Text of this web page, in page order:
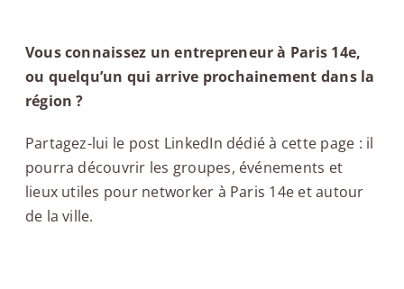
Vous connaissez un entrepreneur à Paris 14e,
ou quelqu’un qui arrive prochainement dans la
région ?
Partagez-lui le post LinkedIn dédié à cette page : il
pourra découvrir les groupes, événements et
lieux utiles pour networker à Paris 14e et autour
de la ville.